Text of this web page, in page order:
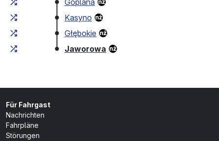
Goplana
Kasyno
Głębokie
Jaworowa
Für Fahrgast
Nachrichten
Fahrpläne
Störungen